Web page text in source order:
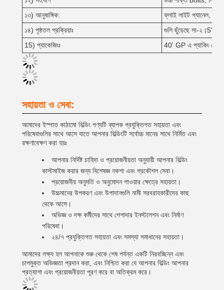
১৩) আনুষাঙ্গিক:
ফ্লাই লাইট প্যানেল,
১৪) পৃষ্ঠতল প্রক্রিয়াঃ
গুলি ছুঁড়েছে সা-২।5"দুই
15) প্যাকেজিংঃ
40' GP এ প্যাকিং লোড
সহায়তা ও সেবা:
আমাদের ইস্পাত কাঠামো বিল্ডিং পণ্যটি ব্যাপক প্রযুক্তিগত সহায়তা এবং
পরিষেবাগুলির সাথে আসে যাতে আপনার বিল্ডিংটি সর্বোচ্চ মানের সাথে নির্মিত এবং
রক্ষণাবেক্ষণ করা হয়ঃ
আপনার নির্দিষ্ট চাহিদা ও প্রয়োজনীয়তা অনুযায়ী আপনার বিল্ডিং
কাস্টমাইজ করার জন্য বিশেষজ্ঞ নকশা এবং প্রকৌশল সেবা।
প্রয়োজনীয় অনুমতি ও অনুমোদন পাওয়ার ক্ষেত্রে সহায়তা।
উচ্চমানের উপকরণ এবং উপাদানগুলি নামী সরবরাহকারীদের কাছ
থেকে আসে।
অভিজ্ঞ ও দক্ষ কর্মীদের সাথে পেশাদার ইনস্টলেশন এবং নির্মাণ
পরিষেবা।
২৪/৭ প্রযুক্তিগত সহায়তা এবং সমস্যা সমাধানের সহায়তা।
আমাদের লক্ষ্য হল আপনাকে শুরু থেকে শেষ পর্যন্ত একটি নিরবচ্ছিন্ন এবং
চাপমুক্ত অভিজ্ঞতা প্রদান করা, এবং নিশ্চিত করা যে আপনার বিল্ডিং আপনার
প্রত্যাশা এবং প্রয়োজনীয়তা পূরণ করে বা অতিক্রম করে।